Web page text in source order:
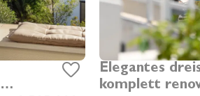
Elegantes
komplett